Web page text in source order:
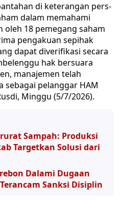
di keterangan pers-
dalam memahami
oleh 18 pemegang saham
pengakuan sepihak
dapat diverifikasi secara
hak bersuara
manajemen telah
pelanggar HAM
Minggu (5/7/2026).
Sampah: Produksi
Targetkan Solusi dari
Dalami Dugaan
Sanksi Disiplin